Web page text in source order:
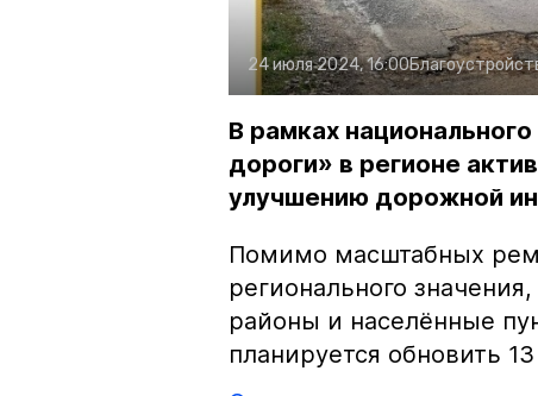
24 июля 2024, 16:00
В рамках
дороги» в регионе
улучшению дорожной
Помимо масштабных
регионального
районы и населённые
планируется обновить